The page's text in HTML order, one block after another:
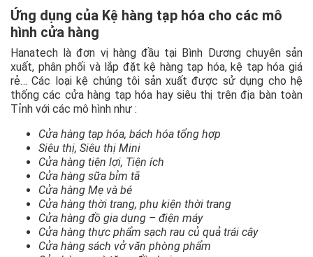
Ứng dụng của Kệ hàng tạp hóa cho các mô
hình cửa hàng
Hanatech là đơn vị hàng đầu tại Bình Dương chuyên sản
xuất, phân phối và lắp đặt kệ hàng tạp hóa, kệ tạp hóa giá
rẻ… Các loại kệ chúng tôi sản xuất được sử dụng cho hệ
thống các cửa hàng tạp hóa hay siêu thị trên địa bàn toàn
Tỉnh với các mô hình như :
Cửa hàng tạp hóa, bách hóa tổng hợp
Siêu thị, Siêu thị Mini
Cửa hàng tiện lợi, Tiện ích
Cửa hàng sữa bỉm tã
Cửa hàng Mẹ và bé
Cửa hàng thời trang, phụ kiện thời trang
Cửa hàng đồ gia dụng – điện máy
Cửa hàng thực phẩm sạch rau củ quả trái cây
Cửa hàng sách vở văn phòng phẩm